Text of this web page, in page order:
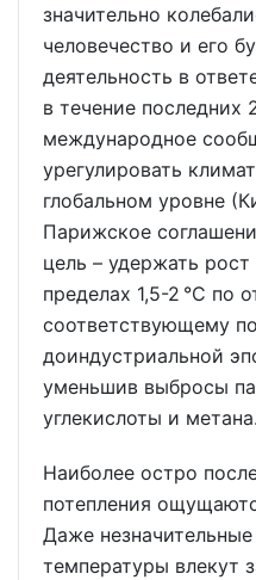
значительно
человечество и его
деятельность в
в течение последних
международное
урегулировать
глобальном уровне
Парижское
цель – удержать
пределах 1,5-2 °С по
соответствующему
доиндустриальной
уменьшив выбросы
углекислоты и метана.
Наиболее остро
потепления
Даже
температуры влекут